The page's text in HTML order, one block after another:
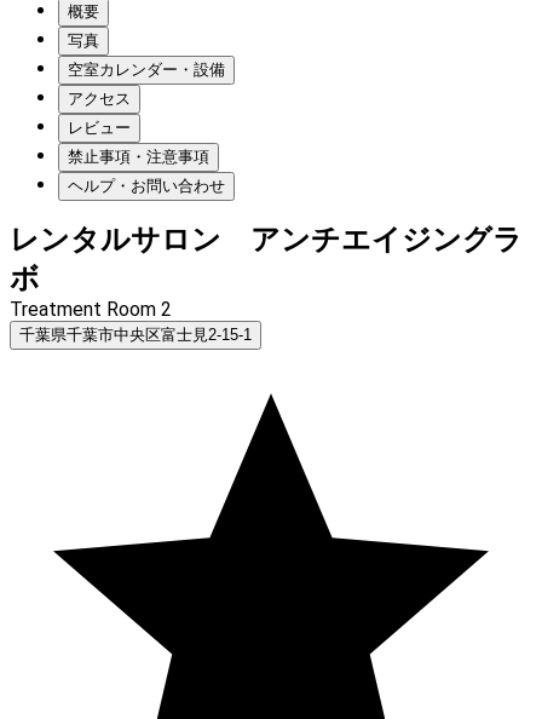
概要
写真
空室カレンダー・設備
アクセス
レビュー
禁止事項・注意事項
ヘルプ・お問い合わせ
レンタルサロン アンチエイジングラ
ボ
Treatment Room 2
千葉県千葉市中央区富士見2-15-1